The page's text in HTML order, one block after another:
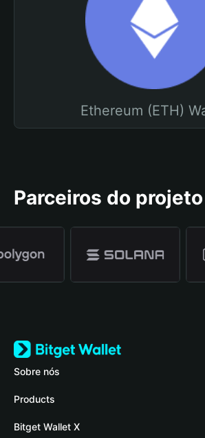
Ethereum (ETH)
Parceiros do projeto
Sobre nós
Bitget Wallet
Blog
Products
Crypto Card
Bitget Wallet X